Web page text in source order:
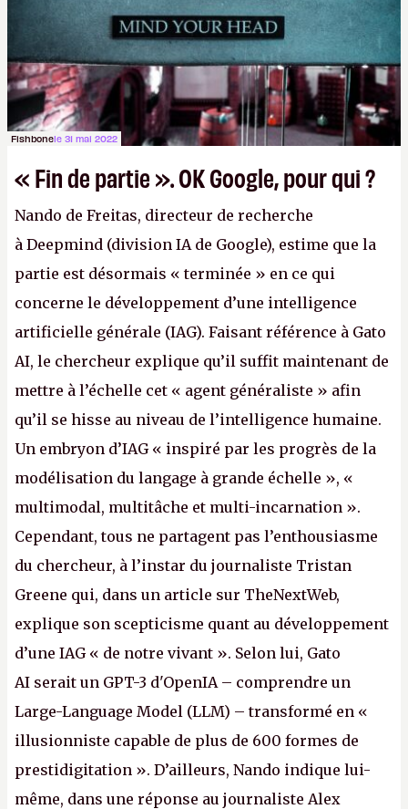
Crédit photo : QuTech / Nature)
Fishbonele 31 mai 2022
« Fin de partie ». OK Google, pour qui ?
Nando de Freitas, directeur de recherche
à Deepmind (division IA de Google), estime que la
partie est désormais « terminée » en ce qui
concerne le développement d’une intelligence
artificielle générale (IAG). Faisant référence à Gato
AI, le chercheur explique qu’il suffit maintenant de
mettre à l’échelle cet « agent généraliste » afin
qu’il se hisse au niveau de l’intelligence humaine.
Un embryon d’IAG « inspiré par les progrès de la
modélisation du langage à grande échelle », «
multimodal, multitâche et multi-incarnation ».
Cependant, tous ne partagent pas l’enthousiasme
du chercheur, à l’instar du journaliste Tristan
Greene qui, dans un article sur TheNextWeb,
explique son scepticisme quant au développement
d’une IAG « de notre vivant ». Selon lui, Gato
AI serait un GPT-3 d'OpenIA – comprendre un
Large-Language Model (LLM) – transformé en «
illusionniste capable de plus de 600 formes de
prestidigitation ». D’ailleurs, Nando indique lui-
même, dans une réponse au journaliste Alex